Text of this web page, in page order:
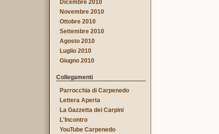
Dicembre 2010
Novembre 2010
Ottobre 2010
Settembre 2010
Agosto 2010
Luglio 2010
Giugno 2010
Collegamenti
Parrocchia di Carpenedo
Lettera Aperta
La Gazzetta dei Carpini
L'Incontro
YouTube Carpenedo